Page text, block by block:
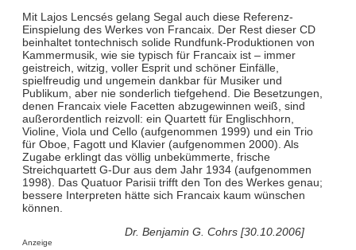
Mit Lajos Lencsés gelang Segal auch diese Referenz-
Einspielung des Werkes von Francaix. Der Rest dieser CD
beinhaltet tontechnisch solide Rundfunk-Produktionen von
Kammermusik, wie sie typisch für Francaix ist – immer
geistreich, witzig, voller Esprit und schöner Einfälle,
spielfreudig und ungemein dankbar für Musiker und
Publikum, aber nie sonderlich tiefgehend. Die Besetzungen,
denen Francaix viele Facetten abzugewinnen weiß, sind
außerordentlich reizvoll: ein Quartett für Englischhorn,
Violine, Viola und Cello (aufgenommen 1999) und ein Trio
für Oboe, Fagott und Klavier (aufgenommen 2000). Als
Zugabe erklingt das völlig unbekümmerte, frische
Streichquartett G-Dur aus dem Jahr 1934 (aufgenommen
1998). Das Quatuor Parisii trifft den Ton des Werkes genau;
bessere Interpreten hätte sich Francaix kaum wünschen
können.
Dr. Benjamin G. Cohrs [30.10.2006]
Anzeige